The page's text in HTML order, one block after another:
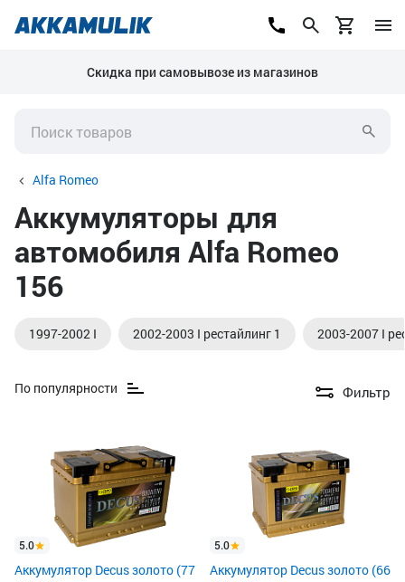
Скидка при самовывозе из магазинов
Alfa Romeo
Аккумуляторы для
автомобиля Alfa Romeo
156
1997-2002 I 2002-2003 I рестайлинг 1 2003-2007 I
По популярности Фильтр
5.0
Аккумулятор Decus золото (77
5.0
Аккумулятор Decus золото (66